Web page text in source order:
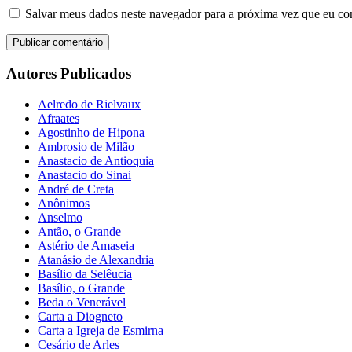
Salvar meus dados neste navegador para a próxima vez que eu
Autores Publicados
Aelredo de Rielvaux
Afraates
Agostinho de Hipona
Ambrosio de Milão
Anastacio de Antioquia
Anastacio do Sinai
André de Creta
Anônimos
Anselmo
Antão, o Grande
Astério de Amaseia
Atanásio de Alexandria
Basílio da Selêucia
Basílio, o Grande
Beda o Venerável
Carta a Diogneto
Carta a Igreja de Esmirna
Cesário de Arles